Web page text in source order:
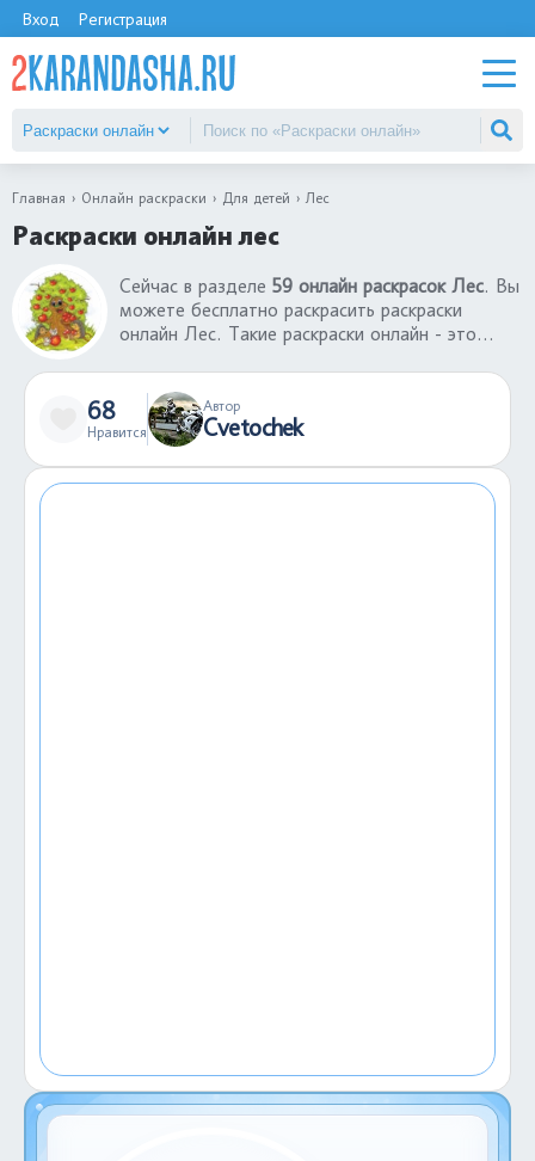
Вход Регистрация
Главная Онлайн раскраски Для детей Лес
Раскраски онлайн лес
Сейчас в разделе 59 онлайн раскрасок Лес. Вы
можете бесплатно раскрасить раскраски
онлайн Лес. Такие раскраски онлайн - это
ребенку без использования принтера и бумаги.
Готовую раскрашенную картинку можно
сохранить себе, а если результат не
понравился, можно заново раскрасить
68
Нравится
Автор
Cvetochek